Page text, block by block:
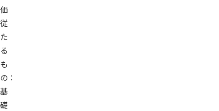
価
従
た
る
も
の：
基
礎